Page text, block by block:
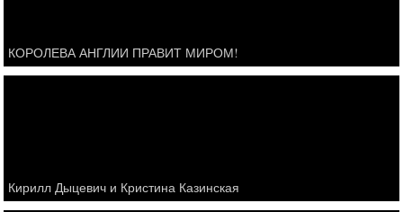
КОРОЛЕВА АНГЛИИ ПРАВИТ МИРОМ!
Кирилл Дыцевич и Кристина Казинская